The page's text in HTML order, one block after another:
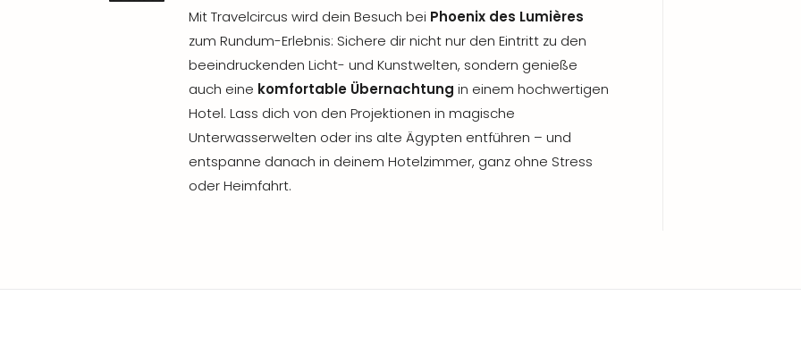
Mit Travelcircus wird dein Besuch bei Phoenix des Lumières
zum Rundum-Erlebnis: Sichere dir nicht nur den Eintritt zu den
beeindruckenden Licht- und Kunstwelten, sondern genieße
auch eine komfortable Übernachtung in einem hochwertigen
Hotel. Lass dich von den Projektionen in magische
Unterwasserwelten oder ins alte Ägypten entführen – und
entspanne danach in deinem Hotelzimmer, ganz ohne Stress
oder Heimfahrt.